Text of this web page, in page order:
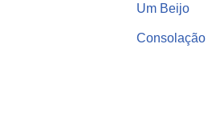
Um Beijo
Consolação